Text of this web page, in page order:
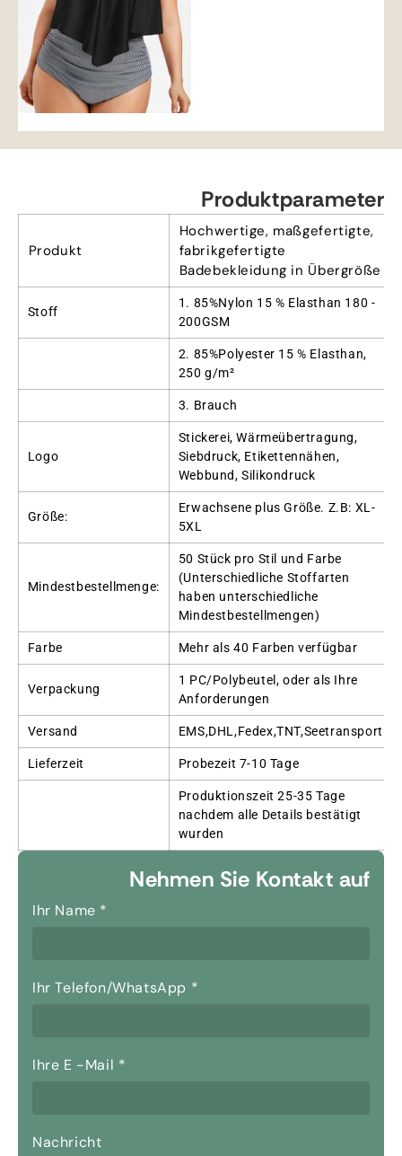
Produktparameter
Produkt
Hochwertige, maßgefertigte,
fabrikgefertigte
Badebekleidung in Übergröße
Stoff
1. 85%Nylon 15 % Elasthan 180 -
200GSM
2. 85%Polyester 15 % Elasthan,
250 g/m²
3. Brauch
Logo
Stickerei, Wärmeübertragung,
Siebdruck, Etikettennähen,
Webbund, Silikondruck
Größe:
Erwachsene plus Größe. Z.B: XL-
5XL
Mindestbestellmenge:
50 Stück pro Stil und Farbe
(Unterschiedliche Stoffarten
haben unterschiedliche
Mindestbestellmengen)
Farbe Mehr als 40 Farben verfügbar
Verpackung
1 PC/Polybeutel, oder als Ihre
Anforderungen
Versand EMS,DHL,Fedex,TNT,Seetransport
Lieferzeit Probezeit 7-10 Tage
Produktionszeit 25-35 Tage
nachdem alle Details bestätigt
wurden
Nehmen Sie Kontakt auf
Ihr Name *
Ihr Telefon/WhatsApp *
Ihre E -Mail *
Nachricht